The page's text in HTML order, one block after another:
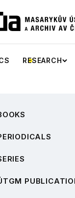
RESEARCH